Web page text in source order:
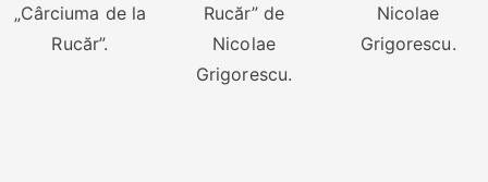
„Cârciuma de la
Rucăr”.
Rucăr” de
Nicolae
Grigorescu.
Nicolae
Grigorescu.